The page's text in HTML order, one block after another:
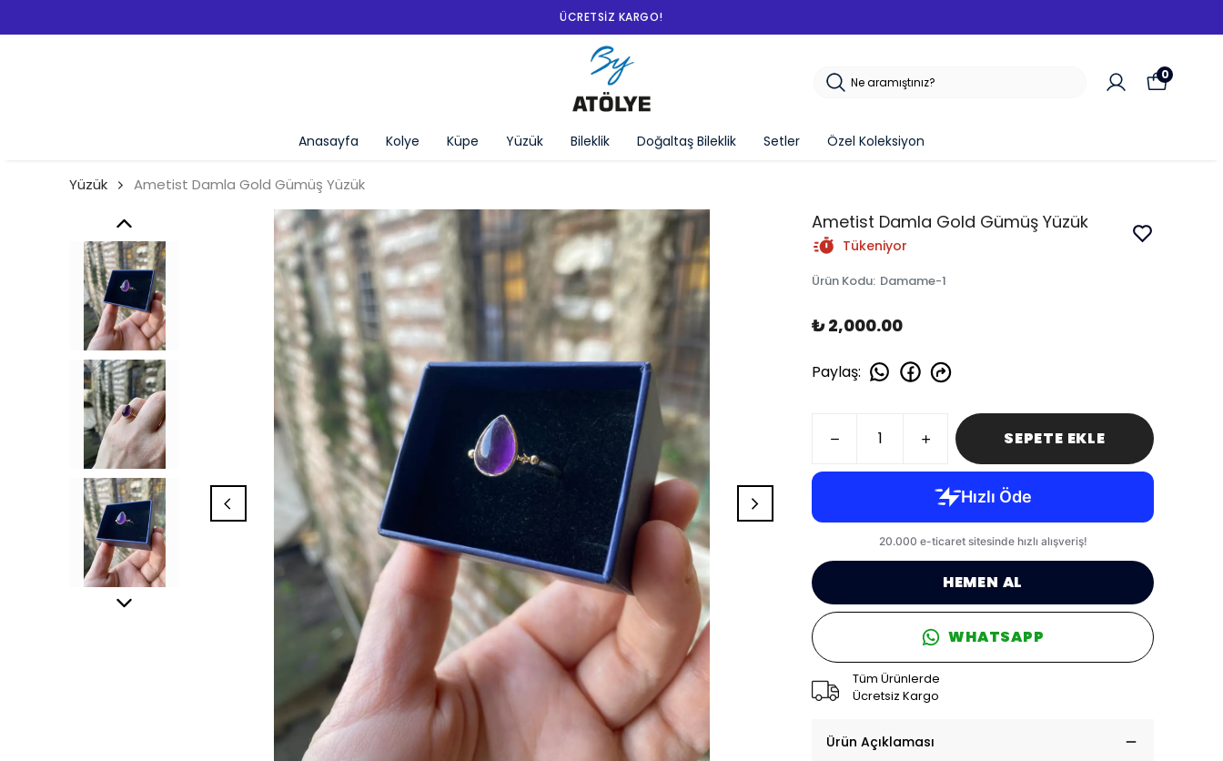
Anasayfa Kolye Küpe Yüzük Bileklik Doğaltaş Bileklik Setler Özel Koleksiyon
0
Yüzük Ametist Damla Gold Gümüş Yüzük
Ametist Damla Gold Gümüş Yüzük
Tükeniyor
Ürün Kodu: Damame-1
₺ 2,000.00
Paylaş:
SEPETE EKLE
HEMEN AL
WHATSAPP
Tüm Ürünlerde
Ücretsiz Kargo
Ürün Açıklaması